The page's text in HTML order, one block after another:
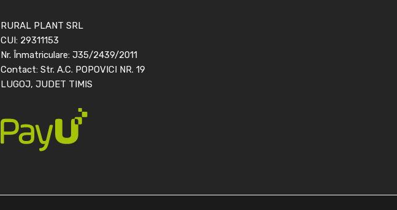
RURAL PLANT SRL
CUI: 29311153
Nr. Înmatriculare: J35/2439/2011
Contact: Str. A.C. POPOVICI NR. 19
LUGOJ, JUDET TIMIS